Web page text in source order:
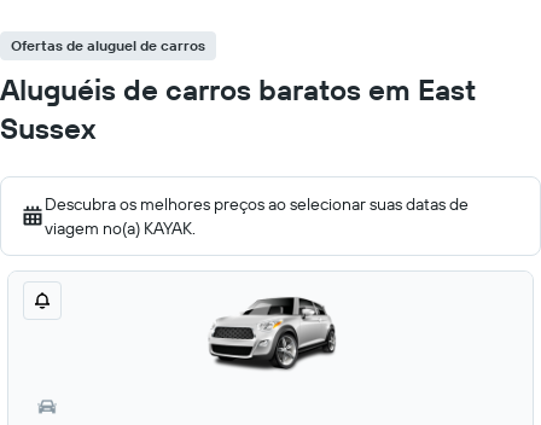
Ofertas de aluguel de carros
Aluguéis de carros baratos em East
Sussex
Descubra os melhores preços ao selecionar suas datas de
viagem no(a) KAYAK.